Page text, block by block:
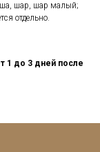
шар, шар малый;
отдельно.
1 до 3 дней после